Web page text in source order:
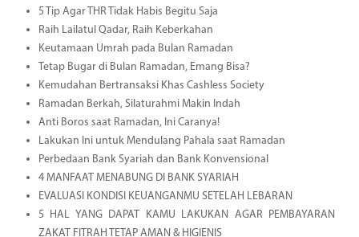
5 Tip Agar THR Tidak Habis Begitu Saja
Raih Lailatul Qadar, Raih Keberkahan
Keutamaan Umrah pada Bulan Ramadan
Tetap Bugar di Bulan Ramadan, Emang Bisa?
Kemudahan Bertransaksi Khas Cashless Society
Ramadan Berkah, Silaturahmi Makin Indah
Anti Boros saat Ramadan, Ini Caranya!
Lakukan Ini untuk Mendulang Pahala saat Ramadan
Perbedaan Bank Syariah dan Bank Konvensional
4 MANFAAT MENABUNG DI BANK SYARIAH
EVALUASI KONDISI KEUANGANMU SETELAH LEBARAN
5 HAL YANG DAPAT KAMU LAKUKAN AGAR PEMBAYARAN
ZAKAT FITRAH TETAP AMAN & HIGIENIS